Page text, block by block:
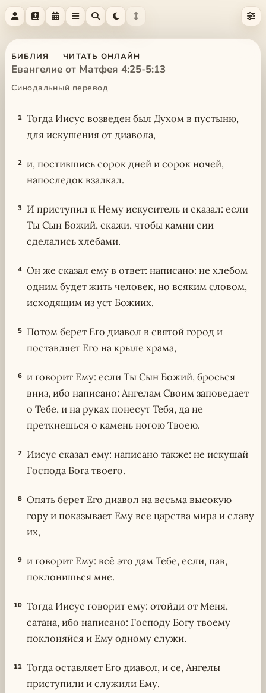
БИБЛИЯ — ЧИТАТЬ ОНЛАЙН
Евангелие от Матфея 4:25-5:13
Синодальный перевод
1 Тогда Иисус возведен был Духом в пустыню,
для искушения от диавола,
2 и, постившись сорок дней и сорок ночей,
напоследок взалкал.
3
И приступил к Нему искуситель и сказал: если
Ты Сын Божий, скажи, чтобы камни сии
сделались хлебами.
4 Он же сказал ему в ответ: написано: не хлебом
одним будет жить человек, но всяким словом,
исходящим из уст Божиих.
5 Потом берет Его диавол в святой город и
поставляет Его на крыле храма,
6 и говорит Ему: если Ты Сын Божий, бросься
вниз, ибо написано: Ангелам Своим заповедает
о Тебе, и на руках понесут Тебя, да не
преткнешься о камень ногою Твоею.
7 Иисус сказал ему: написано также: не искушай
Господа Бога твоего.
8 Опять берет Его диавол на весьма высокую
гору и показывает Ему все царства мира и славу
их,
9 и говорит Ему: всё это дам Тебе, если, пав,
поклонишься мне.
10 Тогда Иисус говорит ему: отойди от Меня,
сатана, ибо написано: Господу Богу твоему
поклоняйся и Ему одному служи.
11 Тогда оставляет Его диавол, и се, Ангелы
приступили и служили Ему.